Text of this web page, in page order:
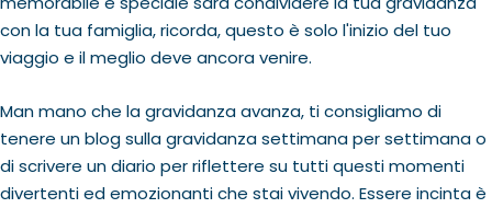
con la tua famiglia, ricorda, questo è solo l'inizio del tuo
viaggio e il meglio deve ancora venire.
Man mano che la gravidanza avanza, ti consigliamo di
tenere un blog sulla gravidanza settimana per settimana o
di scrivere un diario per riflettere su tutti questi momenti
divertenti ed emozionanti che stai vivendo. Essere incinta è